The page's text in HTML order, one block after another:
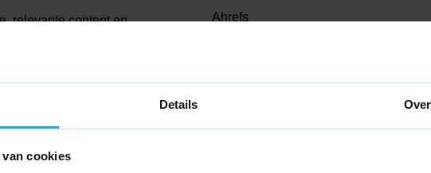
Details Over
cookies
relevante content en
aantrekken uit
behalen nabijVaassenen
verspilling van
Ahrefs
Projectmanagement